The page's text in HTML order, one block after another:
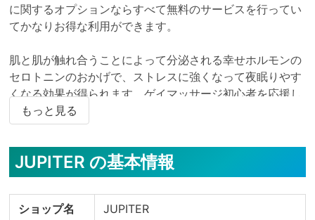
に関するオプションならすべて無料のサービスを行ってい
てかなりお得な利用ができます。
肌と肌が触れ合うことによって分泌される幸せホルモンの
セロトニンのおかげで、ストレスに強くなって夜眠りやす
くなる効果が得られます。ゲイマッサージ初心者を応援し
ているお店で、はじめての人でも安心して利用できます。
もっと見る
JUPITER の基本情報
ショップ名 JUPITER